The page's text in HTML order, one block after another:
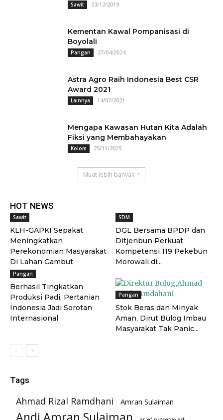
Sawit 23/12/2019
Kementan Kawal Pompanisasi di
Boyolali
Pangan 27/04/2024
Astra Agro Raih Indonesia Best CSR
Award 2021
Lainnya 14/07/2021
Mengapa Kawasan Hutan Kita Adalah
Fiksi yang Membahayakan
Kolom 25/11/2025
Muat lebih banyak
HOT NEWS
Sawit
KLH-GAPKI Sepakat
Meningkatkan
Perekonomian Masyarakat
Di Lahan Gambut
SDM
DGL Bersama BPDP dan
Ditjenbun Perkuat
Kompetensi 119 Pekebun
Morowali di...
Pangan
Berhasil Tingkatkan
Produksi Padi, Pertanian
Indonesia Jadi Sorotan
Internasional
Pangan
Stok Beras dan Minyak
Aman, Dirut Bulog Imbau
Masyarakat Tak Panic...
Tags
Ahmad Rizal Ramdhani Amran Sulaiman